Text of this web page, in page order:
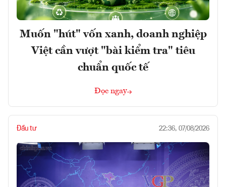
Muốn "hút" vốn xanh, doanh nghiệp
Việt cần vượt "bài kiểm tra" tiêu
chuẩn quốc tế
Đọc ngay
Đầu tư 22:36, 07/08/2026